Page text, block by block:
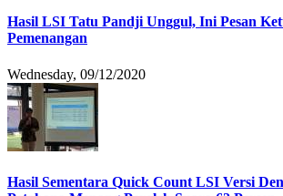
Hasil LSI Tatu Pandji Unggul, Ini Pesan
Pemenangan
Wednesday, 09/12/2020
Hasil Sementara Quick Count LSI Versi